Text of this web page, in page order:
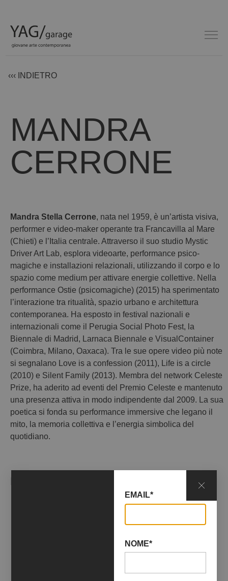
‹‹‹ INDIETRO
MANDRA
CERRONE
Mandra Stella Cerrone, nata nel 1959, è un’artista visiva,
performer e video-maker operante tra Francavilla al Mare
(Chieti) e l’Italia centrale. Attraverso il suo studio Mystic
Driver Art Lab, esplora videoarte, performance psico-
magiche e installazioni relazionali, utilizzando il corpo e lo
spazio come medium per attivare energie collettive. Nella
performance Ostie (psicomagiche) (2015) ha sperimentato
l’interazione tra ritualità, spazio urbano e architettura
contemporanea. Ha esposto in festival nazionali e
internazionali come il Perugia Social Photo Fest, la
Biennale di Madrid, Larnaca Biennale e VisualContainer
(Coimbra, Milano, Oaxaca). Tra le sue opere video più note
si segnalano Love is a confession (2011), Life is a circle
(2010) e Silent Family (2013). Membra del network Celeste
Prize, ha aderito ad eventi del Premio Celeste e mantenuto
una presenza attiva in modo indipendente dal 2009. La sua
poetica si fonda su performance immersive che legano il
mito, la memoria collettiva e l’energia simbolica del
quotidiano.
EMAIL*
NOME*